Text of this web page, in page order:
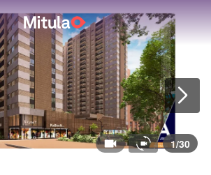
1/30